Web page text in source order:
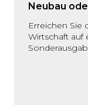
Neubau
Erreichen Sie
Wirtschaft auf